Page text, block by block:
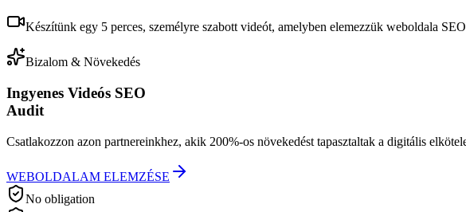
Készítünk egy 5 perces, személyre szabott videót, amelyben elemezzük weboldala
Bizalom & Növekedés
Ingyenes Videós SEO
Audit
Csatlakozzon azon partnereinkhez, akik 200%-os növekedést tapasztaltak a digitális
WEBOLDALAM ELEMZÉSE
No obligation